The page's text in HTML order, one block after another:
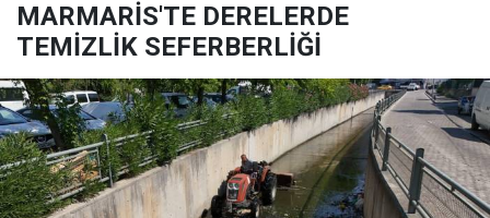
MARMARİS'TE DERELERDE
TEMİZLİK SEFERBERLİĞİ